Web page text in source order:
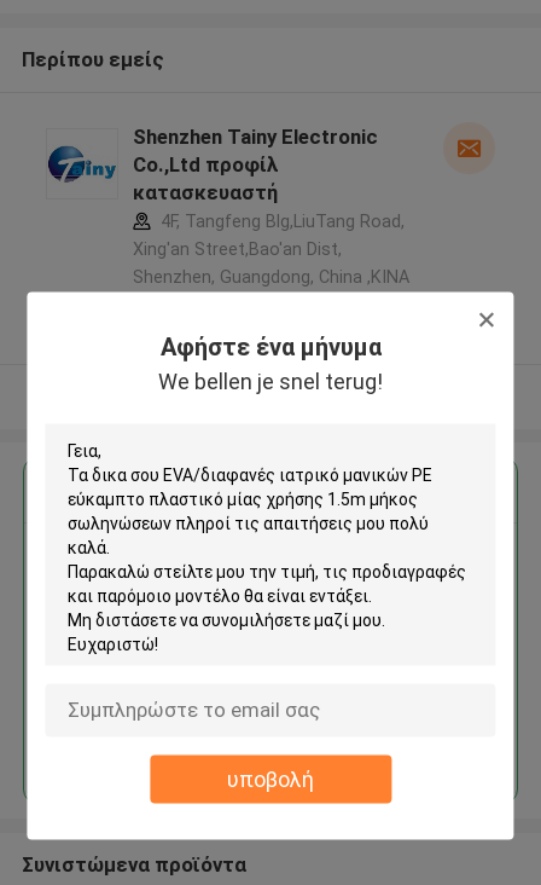
Αφήστε ένα μήνυμα
We bellen je snel terug!
υποβολή
Περίπου εμείς
Shenzhen Tainy Electronic
Co.,Ltd προφίλ
κατασκευαστή
4F, Tangfeng Blg,LiuTang Road,
Xing'an Street,Bao'an Dist,
Shenzhen, Guangdong, China ,ΚΙΝΑ
Ελεγχμένος προμηθευτής
Δείτε περισσότερων
Αποκτήστε την καλύτερη τιμή για
EVA/διαφανές ιατρικό μανικών
PE εύκαμπτο πλαστικό μίας
χρήσης 1.5m μήκος
Συνιστώμενα προϊόντα